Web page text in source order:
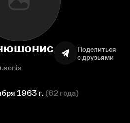
Поделиться
с друзьями
1963 г. (62 года)